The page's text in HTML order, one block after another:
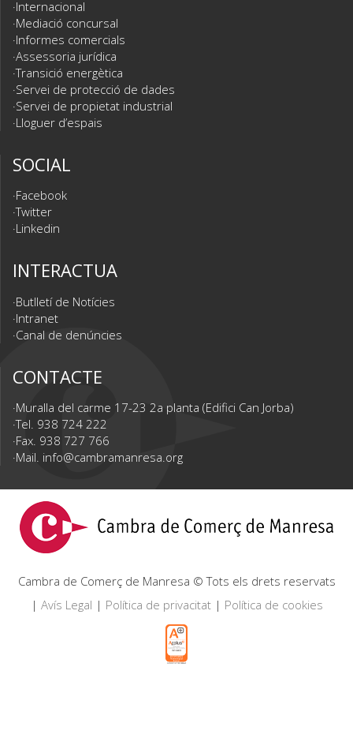
Internacional
Mediació concursal
Informes comercials
Assessoria jurídica
Transició energètica
Servei de protecció de dades
Servei de propietat industrial
Lloguer d’espais
SOCIAL
Facebook
Twitter
Linkedin
INTERACTUA
Butlletí de Notícies
Intranet
Canal de denúncies
CONTACTE
Muralla del carme 17-23 2a planta (Edifici Can Jorba)
Tel. 938 724 222
Fax. 938 727 766
Mail. info@cambramanresa.org
Cambra de Comerç de Manresa © Tots els drets reservats
| Avís Legal | Política de privacitat| Política de cookies